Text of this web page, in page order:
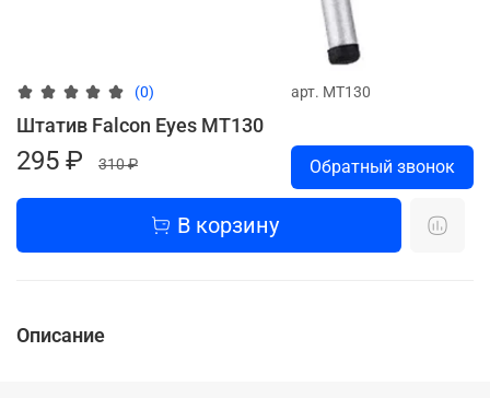
(0) арт. MT130
Штатив Falcon Eyes MT130
295 ₽ 310 ₽ Обратный звонок
В корзину
Описание